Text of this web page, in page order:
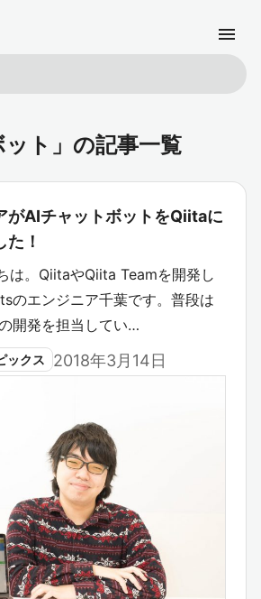
menu
ット」の記事一覧
がAIチャットボットをQiitaに
！
は。QiitaやQiita Teamを開発し
のエンジニア千葉です。普段は
開発を担当してい…
ックス 2018年3月14日